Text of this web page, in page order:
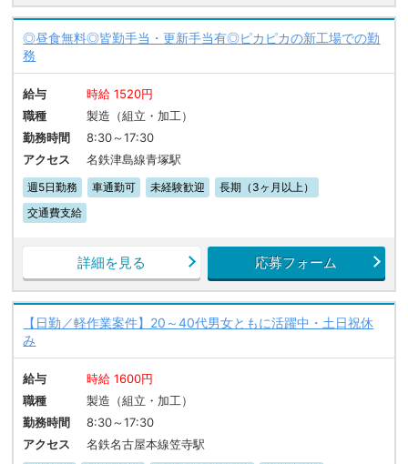
◎昼食無料◎皆勤手当・更新手当有◎ピカピカの新工場での勤
務
給与
時給 1520円
職種
製造（組立・加工）
勤務時間
8:30～17:30
アクセス
名鉄津島線青塚駅
週5日勤務 車通勤可 未経験歓迎
長期（3ヶ月以上）
交通費支給
詳細を見る 応募フォーム
【日勤／軽作業案件】20～40代男女ともに活躍中・土日祝休
み
給与
時給 1600円
職種
製造（組立・加工）
勤務時間
8:30～17:30
アクセス
名鉄名古屋本線笠寺駅